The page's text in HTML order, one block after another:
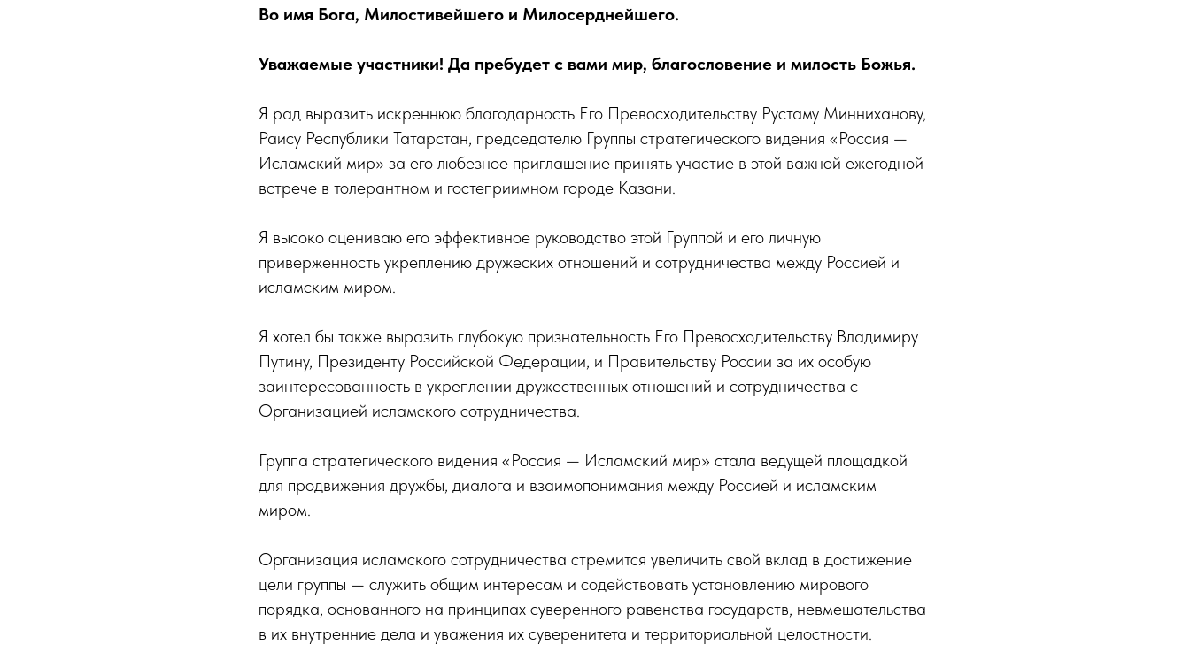
Во имя Бога, Милостивейшего и Милосерднейшего.
Уважаемые участники! Да пребудет с вами мир, благословение и милость Божья.
Я рад выразить искреннюю благодарность Его Превосходительству Рустаму Минниханову,
Раису Республики Татарстан, председателю Группы стратегического видения «Россия —
Исламский мир» за его любезное приглашение принять участие в этой важной ежегодной
встрече в толерантном и гостеприимном городе Казани.
Я высоко оцениваю его эффективное руководство этой Группой и его личную
приверженность укреплению дружеских отношений и сотрудничества между Россией и
исламским миром.
Я хотел бы также выразить глубокую признательность Его Превосходительству Владимиру
Путину, Президенту Российской Федерации, и Правительству России за их особую
заинтересованность в укреплении дружественных отношений и сотрудничества с
Организацией исламского сотрудничества.
Группа стратегического видения «Россия — Исламский мир» стала ведущей площадкой
для продвижения дружбы, диалога и взаимопонимания между Россией и исламским
миром.
Организация исламского сотрудничества стремится увеличить свой вклад в достижение
цели группы — служить общим интересам и содействовать установлению мирового
порядка, основанного на принципах суверенного равенства государств, невмешательства
в их внутренние дела и уважения их суверенитета и территориальной целостности.